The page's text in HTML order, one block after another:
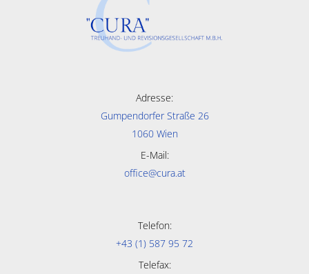
Adresse:
Gumpendorfer Straße 26
1060 Wien
E-Mail:
office@cura.at
Telefon:
+43 (1) 587 95 72
Telefax: